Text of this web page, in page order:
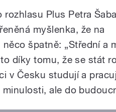
Plus Petra
myšlenka, že na
špatně: „Střední a
díky tomu, že se stát
v Česku studují a
ale do